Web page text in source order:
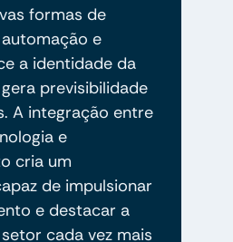
formas de
e
a identidade da
previsibilidade
A integração entre
e
cria um
de impulsionar
e destacar a
cada vez mais